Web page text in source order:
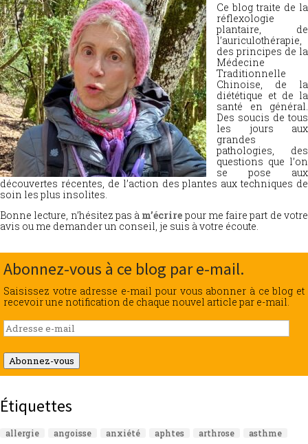
Ce blog traite de la
réflexologie
plantaire, de
l’auriculothérapie,
des principes de la
Médecine
Traditionnelle
Chinoise, de la
diététique et de la
santé en général.
Des soucis de tous
les jours aux
grandes
pathologies, des
questions que l’on
se pose aux
découvertes récentes, de l’action des plantes aux techniques de
soin les plus insolites.
Bonne lecture, n’hésitez pas à m’écrire pour me faire part de votre
avis ou me demander un conseil, je suis à votre écoute.
Abonnez-vous à ce blog par e-mail.
Saisissez votre adresse e-mail pour vous abonner à ce blog et
recevoir une notification de chaque nouvel article par e-mail.
Adresse
e-
mail
Abonnez-vous
Étiquettes
allergie angoisse anxiété aphtes arthrose
asthme